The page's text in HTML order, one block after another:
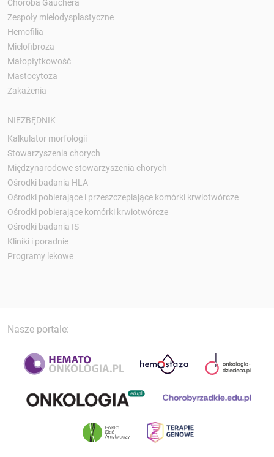
Choroba Gauchera
Zespoły mielodysplastyczne
Hemofilia
Mielofibroza
Małopłytkowość
Mastocytoza
Zakażenia
NIEZBĘDNIK
Kalkulator morfologii
Stowarzyszenia chorych
Międzynarodowe stowarzyszenia chorych
Ośrodki badania HLA
Ośrodki pobierające i przeszczepiające komórki krwiotwórcze
Ośrodki pobierające komórki krwiotwórcze
Ośrodki badania IS
Kliniki i poradnie
Programy lekowe
Nasze portale: